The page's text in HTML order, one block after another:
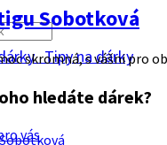
Tipy na dárky
hledáte dárek?
vás
Sobotková
skromná, s vášni pro